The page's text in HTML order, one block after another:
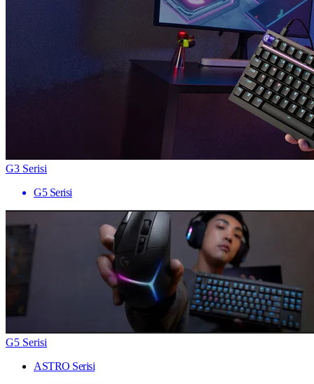
G3 Serisi
G5 Serisi
G5 Serisi
ASTRO Serisi